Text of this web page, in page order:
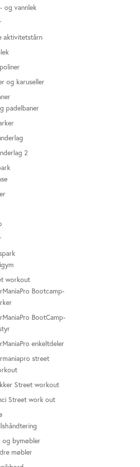
og vannlek
aktivitetstårn
og karuseller
padelbaner
2
workout
Bootcamp-
BootCamp-
enkeltdeler
street
Street workout
Street work out
og bymøbler
møbler